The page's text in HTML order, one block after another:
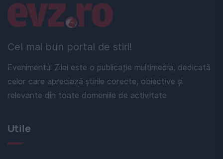
Cel mai bun portal de stiri!
Evenimentul Zilei este o publicație multimedia, dedicată
celor care apreciază știrile corecte, obiective și
relevante din toate domeniile de activitate
Linkuri utile
Utile